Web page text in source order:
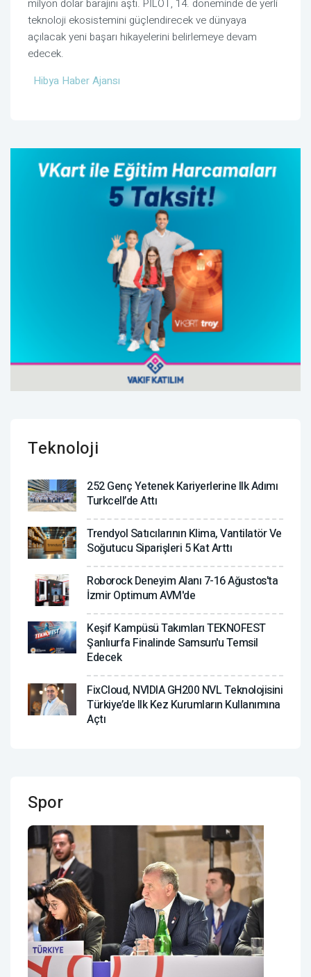
milyon dolar barajını aştı. PİLOT, 14. döneminde de yerli
teknoloji ekosistemini güçlendirecek ve dünyaya
açılacak yeni başarı hikayelerini belirlemeye devam
edecek.
Hibya Haber Ajansı
Teknoloji
252 Genç Yetenek Kariyerlerine Ilk Adımı
Turkcell’de Attı
Trendyol Satıcılarının Klima, Vantilatör ‎ve
Soğutucu Siparişleri 5 Kat Arttı
Roborock Deneyim Alanı 7-16 Ağustos'ta
İzmir Optimum AVM'de
Keşif Kampüsü Takımları TEKNOFEST
Şanlıurfa Finalinde Samsun'u Temsil
Edecek
FixCloud, NVIDIA GH200 NVL Teknolojisini
Türkiye’de Ilk Kez Kurumların Kullanımına
Açtı
Spor